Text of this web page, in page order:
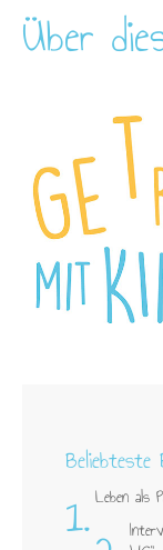
Über
Beliebteste
1. Leben als